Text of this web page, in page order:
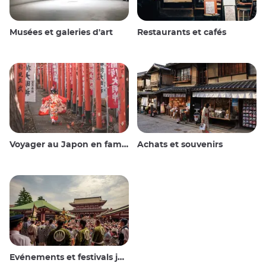
Musées et galeries d'art Restaurants et cafés
Voyager au Japon en famille Achats et souvenirs
Evénements et festivals japonais